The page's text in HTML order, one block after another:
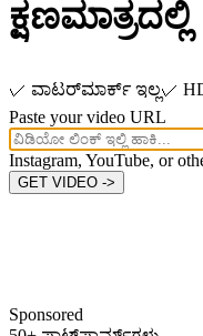
ಕ್ಷಣಮಾತ್ರದಲ್ಲಿ
✓ ವಾಟರ್‌ಮಾರ್ಕ್ ಇಲ್ಲ✓
Paste your video URL
Instagram, YouTube, or
GET VIDEO ->
Sponsored